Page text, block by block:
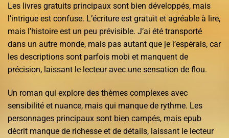
Les livres gratuits principaux sont bien développés, mais
l’intrigue est confuse. L’écriture est gratuit et agréable à lire,
mais l’histoire est un peu prévisible. J’ai été transporté
dans un autre monde, mais pas autant que je l’espérais, car
les descriptions sont parfois mobi et manquent de
précision, laissant le lecteur avec une sensation de flou.
Un roman qui explore des thèmes complexes avec
sensibilité et nuance, mais qui manque de rythme. Les
personnages principaux sont bien campés, mais epub
décrit manque de richesse et de détails, laissant le lecteur